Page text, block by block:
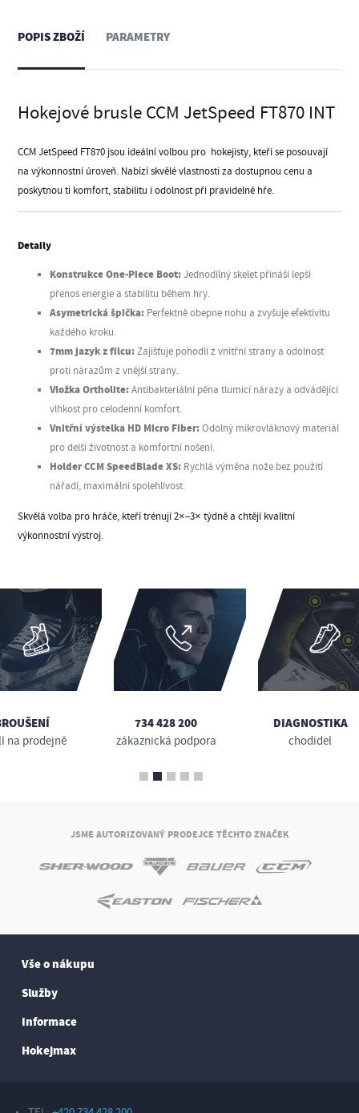
POPIS ZBOŽÍ
Hokejové brusle CCM JetSpeed FT870 INT
CCM JetSpeed FT870 jsou ideální volbou pro hokejisty, kteří se posouvají
na výkonnostní úroveň. Nabízí skvělé vlastnosti za dostupnou cenu a
poskytnou ti komfort, stabilitu i odolnost při pravidelné hře.
Detaily
Konstrukce One-Piece Boot:Jednodílný skelet přináší lepší
přenos energie a stabilitu během hry.
Asymetrická špička: Perfektně obepne nohu a zvyšuje efektivitu
každého kroku.
7mm jazyk z filcu:Zajišťuje pohodlí z vnitřní strany a odolnost
proti nárazům z vnější strany.
Vložka Ortholite:Antibakteriální pěna tlumící nárazy a odvádějící
vlhkost pro celodenní komfort.
Vnitřní výstelka HD Micro Fiber:Odolný mikrovláknový materiál
pro delší životnost a komfortní nošení.
Holder CCM SpeedBlade XS: Rychlá výměna nože bez použití
nářadí, maximální spolehlivost.
Skvělá volba pro hráče, kteří trénují 2×–3× týdně a chtějí kvalitní
výkonnostní výstroj.
PARAMETRY
na prodejně
734 428 200
zákaznická podpora
DIAGNOSTIKA
chodidel
JSME AUTORIZOVANÝ PRODEJCE TĚCHTO ZNAČEK
Vše o nákupu
Služby
Informace
Hokejmax